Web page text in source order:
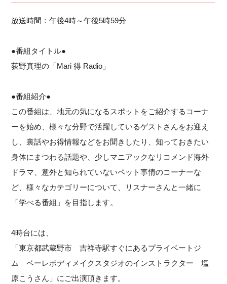
放送時間：午後4時～午後5時59分
●番組タイトル●
荻野真理の「Mari 得 Radio」
●番組紹介●
この番組は、地元の気になるスポットをご紹介するコーナ
ーを始め、様々な分野で活躍しているゲストさんをお迎え
し、裏話やお得情報などをお聞きしたり、知っておきたい
身体にまつわる話題や、少しマニアックなリコメンド海外
ドラマ、意外と知られていないペット事情のコーナーな
ど、様々なカテゴリーについて、リスナーさんと一緒に
「学べる番組」を目指します。
4時台には、
「東京都武蔵野市 吉祥寺駅すぐにあるプライベートジ
ム ベーレボディメイクスタジオのインストラクター 塩
原こうさん」にご出演頂きます。